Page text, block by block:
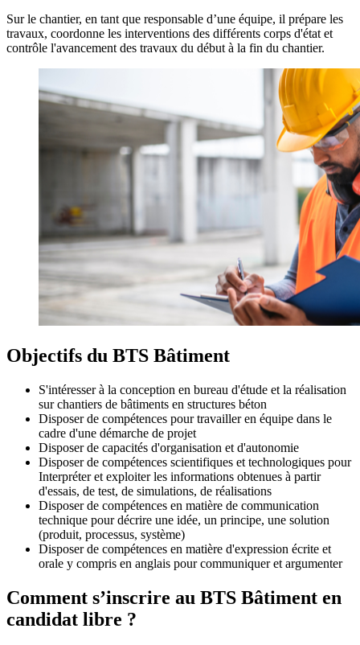
Sur le chantier, en tant que responsable d’une équipe, il prépare les
travaux, coordonne les interventions des différents corps d'état et
contrôle l'avancement des travaux du début à la fin du chantier.
Objectifs du BTS Bâtiment
S'intéresser à la conception en bureau d'étude et la réalisation
sur chantiers de bâtiments en structures béton
Disposer de compétences pour travailler en équipe dans le
cadre d'une démarche de projet
Disposer de capacités d'organisation et d'autonomie
Disposer de compétences scientifiques et technologiques pour
Interpréter et exploiter les informations obtenues à partir
d'essais, de test, de simulations, de réalisations
Disposer de compétences en matière de communication
technique pour décrire une idée, un principe, une solution
(produit, processus, système)
Disposer de compétences en matière d'expression écrite et
orale y compris en anglais pour communiquer et argumenter
Comment s’inscrire au BTS Bâtiment en
candidat libre ?